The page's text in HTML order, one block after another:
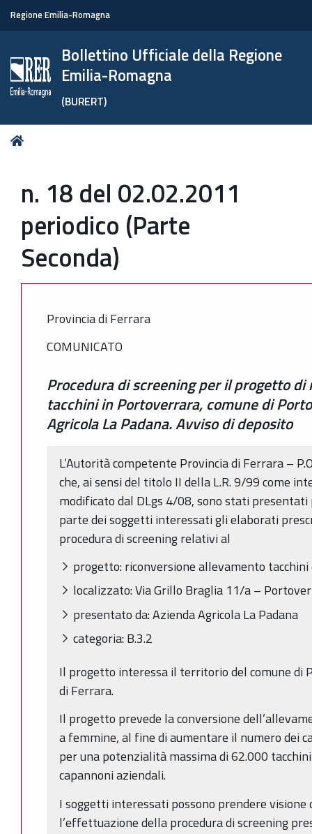
Regione Emilia-Romagna
Bollettino Ufficiale della Regione
Emilia-Romagna
(BURERT)
Tu
n. 18 del 02.02.2011
periodico (Parte
Seconda)
Provincia di Ferrara
COMUNICATO
Procedura di screening per il progetto
tacchini in Portoverrara, comune di
Agricola La Padana. Avviso di deposito
L’Autorità competente Provincia di Ferrara –
che, ai sensi del titolo II della L.R. 9/99 come
modificato dal DLgs 4/08, sono stati
parte dei soggetti interessati gli elaborati
procedura di screening relativi al
progetto: riconversione allevamento
localizzato: Via Grillo Braglia 11/a –
presentato da: Azienda Agricola La Padana
categoria: B.3.2
Il progetto interessa il territorio del comune di
di Ferrara.
Il progetto prevede la conversione
a femmine, al fine di aumentare il numero dei
per una potenzialità massima di 62.000
capannoni aziendali.
I soggetti interessati possono prendere
l’effettuazione della procedura di screening